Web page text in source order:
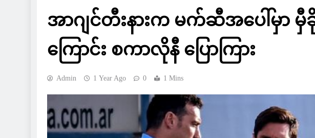
အာဂျင်တီးနားက မက်ဆီအပေါ်မှာ မှီခို
ကြောင်း စကာလိုနီ ပြောကြား
Admin 1 Year Ago 0 1 Mins